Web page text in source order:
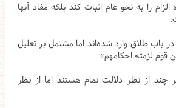
الزام را به نحو عام اثبات کند بلکه مفاد آنها
باب طلاق وارد شده‌اند اما مشتمل بر تعلیل
قوم لزمته احکامهم»
چند از نظر دلالت تمام هستند اما از نظر